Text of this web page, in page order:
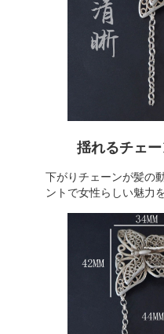
揺れるチェ
下がりチェーンが髪の
ントで女性らしい魅力